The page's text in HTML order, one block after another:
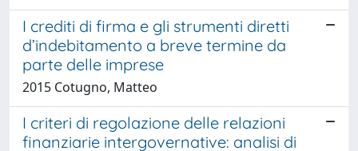
I crediti di firma e gli strumenti diretti
d’indebitamento a breve termine da
parte delle imprese
2015 Cotugno, Matteo
I criteri di regolazione delle relazioni
finanziarie intergovernative: analisi di